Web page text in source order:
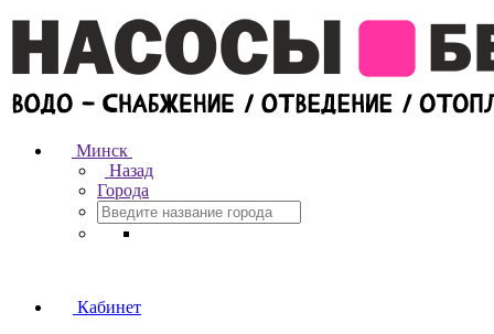
Минск
Назад
Города
Кабинет